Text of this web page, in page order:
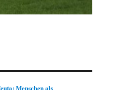
Menschen als